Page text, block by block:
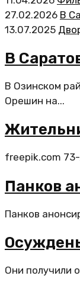
27.02.2026 В
13.07.2025
В
В Озинском
Орешин на...
freepik.com
Панков
Панков
Они получили